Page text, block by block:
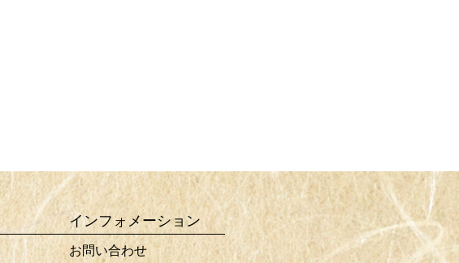
インフォメーション
お問い合わせ